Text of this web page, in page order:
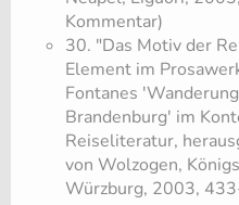
Kommentar)
30. "Das Motiv der
Element im
Fontanes
Brandenburg' im
Reiseliteratur,
von Wolzogen,
Würzburg, 2003,